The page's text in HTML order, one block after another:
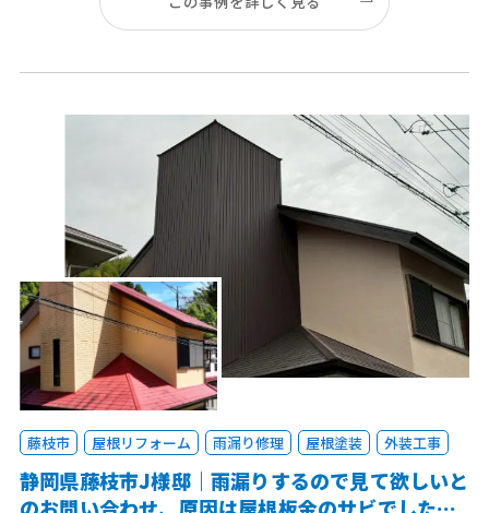
藤枝市 屋根リフォーム 雨漏り修理 屋根塗装 外装工事
静岡県藤枝市J様邸｜雨漏りするので見て欲しいと